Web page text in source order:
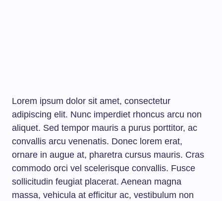
Lorem ipsum dolor sit amet, consectetur
adipiscing elit. Nunc imperdiet rhoncus arcu non
aliquet. Sed tempor mauris a purus porttitor, ac
convallis arcu venenatis. Donec lorem erat,
ornare in augue at, pharetra cursus mauris. Cras
commodo orci vel scelerisque convallis. Fusce
sollicitudin feugiat placerat. Aenean magna
massa, vehicula at efficitur ac, vestibulum non